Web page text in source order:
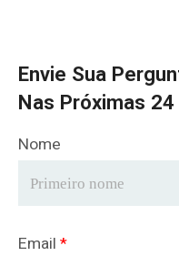
Envie Sua
Nas Próximas
Nome
Email *